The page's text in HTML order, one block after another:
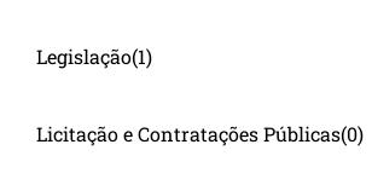
Legislação(1)
Licitação e Contratações Públicas(0)